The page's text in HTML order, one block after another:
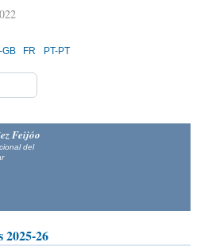
GB FR PT-PT
Feijóo
del
2025-26